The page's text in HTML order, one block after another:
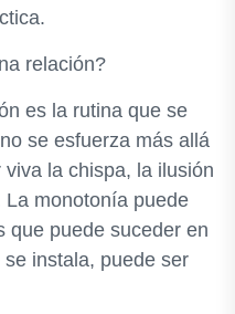
relación?
es la rutina que se
se esfuerza más allá
la chispa, la ilusión
monotonía puede
que puede suceder en
instala, puede ser